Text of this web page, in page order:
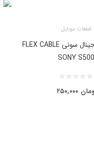
قطعات موبایل
فلت کیبل اورجینال سونی FLEX CABLE
SONY S500
۲۵۰,۰۰۰